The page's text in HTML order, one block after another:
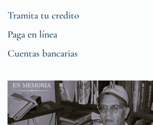
Tramita tu credito
Paga en línea
Cuentas bancarias